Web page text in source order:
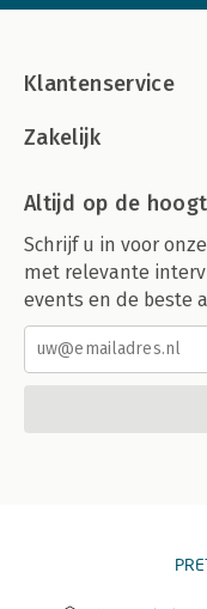
Klantenservice
Zakelijk
Altijd op de
Schrijf u in voor
met relevante
events en de beste